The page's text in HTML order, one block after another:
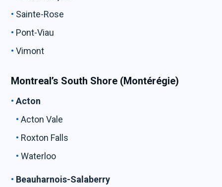
Sainte-Rose
Pont-Viau
Vimont
Montreal’s South Shore (Montérégie)
Acton
Acton Vale
Roxton Falls
Waterloo
Beauharnois-Salaberry